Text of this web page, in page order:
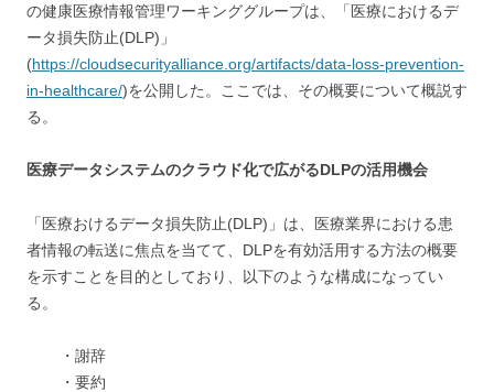
の健康医療情報管理ワーキンググループは、「医療におけるデ
ータ損失防止(DLP)」
(https://cloudsecurityalliance.org/artifacts/data-loss-prevention-
in-healthcare/)を公開した。ここでは、その概要について概説す
る。
医療データシステムのクラウド化で広がるDLPの活用機会
「医療おけるデータ損失防止(DLP)」は、医療業界における患
者情報の転送に焦点を当てて、DLPを有効活用する方法の概要
を示すことを目的としており、以下のような構成になってい
る。
・謝辞
・要約